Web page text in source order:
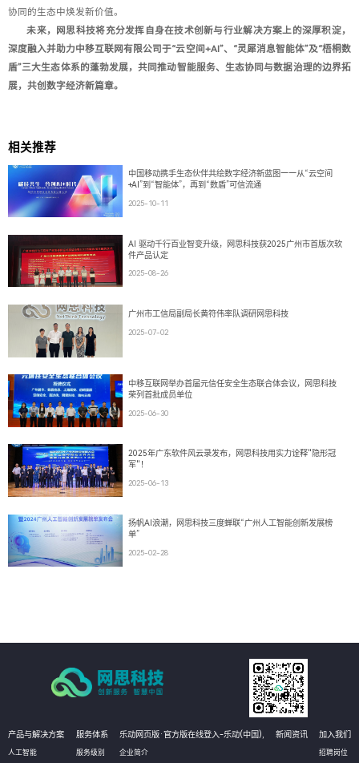
协同的生态中焕发新价值。
未来，网思科技将充分发挥自身在技术创新与行业解决方案上的深厚积淀，
深度融入并助力中移互联网有限公司于“云空间+AI”、“灵犀消息智能体”及“梧桐数
盾”三大生态体系的蓬勃发展，共同推动智能服务、生态协同与数据治理的边界拓
展，共创数字经济新篇章。
相关推荐
中国移动携手生态伙伴共绘数字经济新蓝图——从“云空间
+AI”到“智能体”，再到“数盾”可信流通
2025-10-11
AI 驱动千行百业智变升级，网思科技获2025广州市首版次软
件产品认定
2025-08-26
广州市工信局副局长黄符伟率队调研网思科技
2025-07-02
中移互联网举办首届元信任安全生态联合体会议，网思科技
荣列首批成员单位
2025-06-30
2025年广东软件风云录发布，网思科技用实力诠释"隐形冠
军"！
2025-06-13
扬帆AI浪潮，网思科技三度蝉联“广州人工智能创新发展榜
单”
2025-02-28
产品与解决方案
人工智能
服务体系
服务级别
乐动网页版·官方版在线登入-乐动(中国),
企业简介
新闻资讯 加入我们
招聘岗位